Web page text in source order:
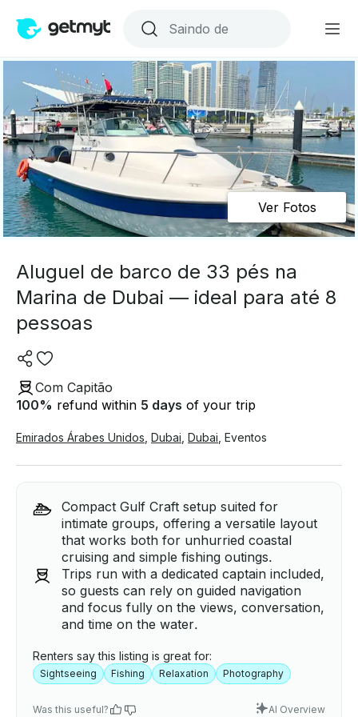
Ver Fotos
Aluguel de barco de 33 pés na
Marina de Dubai — ideal para até 8
pessoas
Com Capitão
100% refund within 5 days of your trip
Emirados Árabes Unidos Dubai Dubai Eventos
Compact Gulf Craft setup suited for
intimate groups, offering a versatile layout
that works both for unhurried coastal
cruising and simple fishing outings.
Trips run with a dedicated captain included,
so guests can rely on guided navigation
and focus fully on the views, conversation,
and time on the water.
Renters say this listing is great for:
Sightseeing Fishing Relaxation Photography
Was this useful? AI Overview